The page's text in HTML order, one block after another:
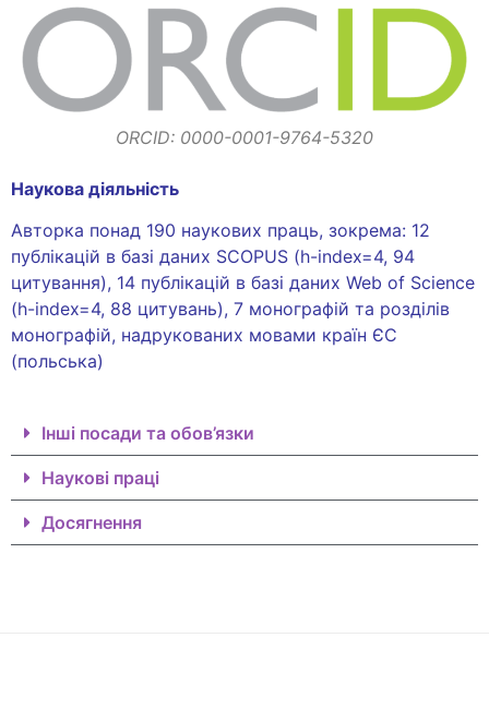
ORCID: 0000-0001-9764-5320
Наукова діяльність
Авторка понад 190 наукових праць, зокрема: 12
публікацій в базі даних SCOPUS (h-index=4, 94
цитування), 14 публікацій в базі даних Web of Science
(h-index=4, 88 цитувань), 7 монографій та розділів
монографій, надрукованих мовами країн ЄС
(польська)
Інші посади та обов’язки
Наукові праці
Досягнення